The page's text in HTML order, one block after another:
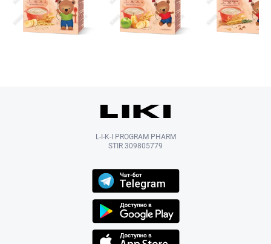
L-I-K-I PROGRAM PHARM
STIR 309805779